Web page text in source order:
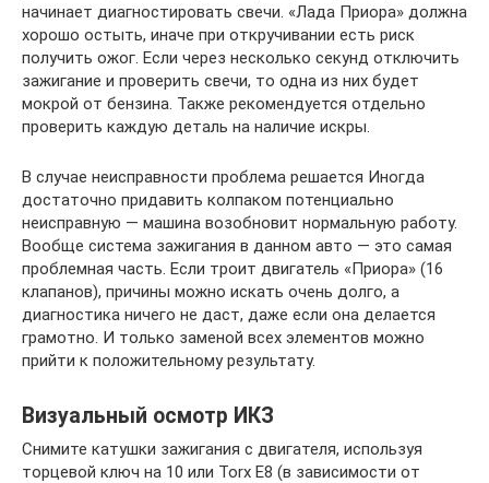
начинает диагностировать свечи. «Лада Приора» должна
хорошо остыть, иначе при откручивании есть риск
получить ожог. Если через несколько секунд отключить
зажигание и проверить свечи, то одна из них будет
мокрой от бензина. Также рекомендуется отдельно
проверить каждую деталь на наличие искры.
В случае неисправности проблема решается Иногда
достаточно придавить колпаком потенциально
неисправную — машина возобновит нормальную работу.
Вообще система зажигания в данном авто — это самая
проблемная часть. Если троит двигатель «Приора» (16
клапанов), причины можно искать очень долго, а
диагностика ничего не даст, даже если она делается
грамотно. И только заменой всех элементов можно
прийти к положительному результату.
Визуальный осмотр ИКЗ
Снимите катушки зажигания с двигателя, используя
торцевой ключ на 10 или Torx E8 (в зависимости от